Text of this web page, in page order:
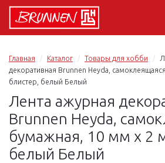
Главная Каталог Товары для хобби
декоративная Brunnen Heyda,
блистер, белый Белый
Лента ажурная
Brunnen Heyda,
бумажная, 10 мм х 2
белый Белый